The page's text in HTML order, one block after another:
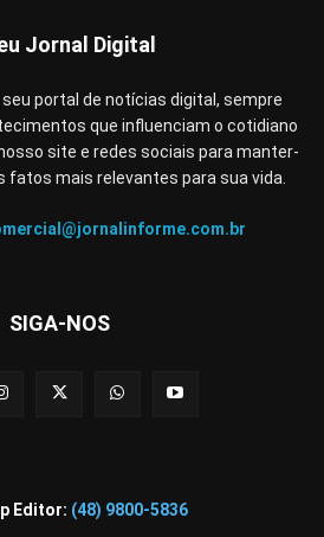
Jornal Digital
seu portal de notícias digital, sempre
que influenciam o cotidiano
site e redes sociais para manter-
fatos mais relevantes para sua vida.
SIGA-NOS
Editor: (48) 9800-5836